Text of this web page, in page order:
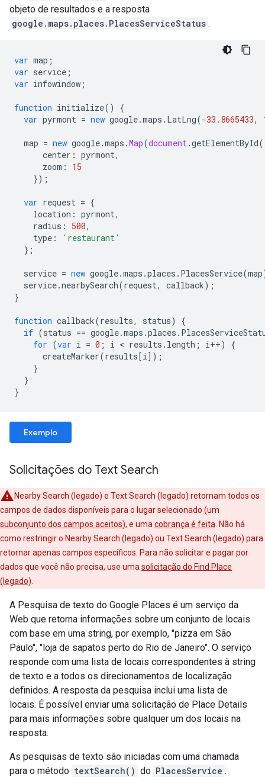
objeto de resultados e a resposta
google.maps.places.PlacesServiceStatus .
var map ;
var service ;
var infowindow ;
function initialize()
{
var pyrmont = new google.maps . LatLng(-33.8665433,
map = new google.maps .Map(document.getElementById(
center : pyrmont,
zoom :
15
});
var request = {
location : pyrmont,
radius : 500,
type :
'restaurant'
};
service = new google.maps .places . PlacesService(map
service.nearbySearch(request, callback);
}
function callback(results, status)
{
if (status == google.maps .places .
for (var i = 0 ; i < results . length ; i++)
{
createMarker(results[i]);
}
}
}
Exemplo
Solicitações do Text Search
Nearby Search (legado) e Text Search (legado) retornam todos os
campos de dados disponíveis para o lugar selecionado (um
subconjunto dos campos aceitos), e uma cobrança é feita . Não há
como restringir o Nearby Search (legado) ou Text Search (legado) para
retornar apenas campos específicos. Para não solicitar e pagar por
dados que você não precisa, use uma solicitação do Find Place
(legado)
A Pesquisa de texto do Google Places é um serviço da
Web que retorna informações sobre um conjunto de locais
com base em uma string, por exemplo, "pizza em São
Paulo", "loja de sapatos perto do Rio de Janeiro". O serviço
responde com uma lista de locais correspondentes à string
de texto e a todos os direcionamentos de localização
definidos. A resposta da pesquisa inclui uma lista de
locais. É possível enviar uma solicitação de Place Details
para mais informações sobre qualquer um dos locais na
resposta.
As pesquisas de texto são iniciadas com uma chamada
para o método textSearch() do PlacesService .